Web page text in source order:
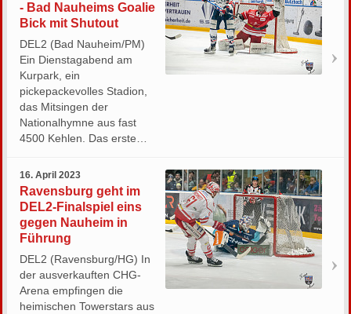
- Bad Nauheims Goalie
Bick mit Shutout
DEL2 (Bad Nauheim/PM)
Ein Dienstagabend am
Kurpark, ein
pickepackevolles Stadion,
das Mitsingen der
Nationalhymne aus fast
4500 Kehlen. Das erste…
16. April 2023
Ravensburg geht im
DEL2-Finalspiel eins
gegen Nauheim in
Führung
DEL2 (Ravensburg/HG) In
der ausverkauften CHG-
Arena empfingen die
heimischen Towerstars aus